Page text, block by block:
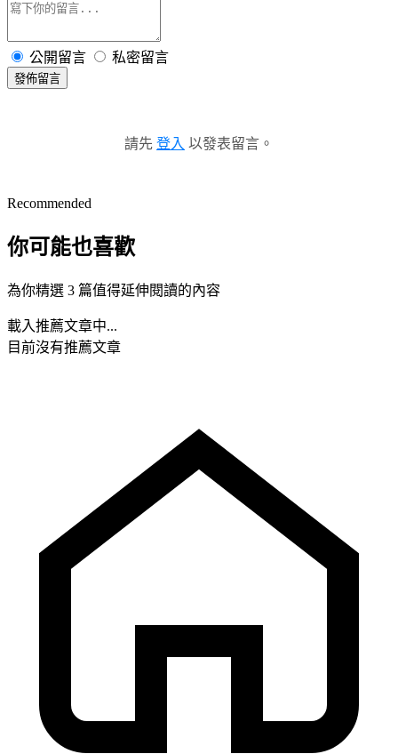
公開留言 私密留言
發佈留言
請先 登入 以發表留言。
Recommended
你可能也喜歡
為你精選 3 篇值得延伸閱讀的內容
載入推薦文章中...
目前沒有推薦文章